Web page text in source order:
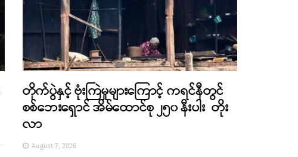
တိုက်ပွဲနှင့် ဗုံးကြဲမှုများကြောင့် ကရင်နီတွင်
စစ်ဘေးရှောင် အိမ်ထောင်စု ၂၅၀ နီးပါး တိုး
လာ
August 7, 2026